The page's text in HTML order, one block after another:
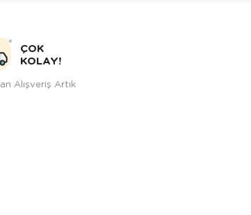
ÇOK
KOLAY!
Alışveriş Artık